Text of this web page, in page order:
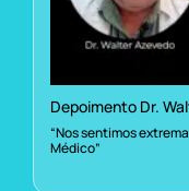
Depoimento Dr.
“Nos sentimos
Médico”